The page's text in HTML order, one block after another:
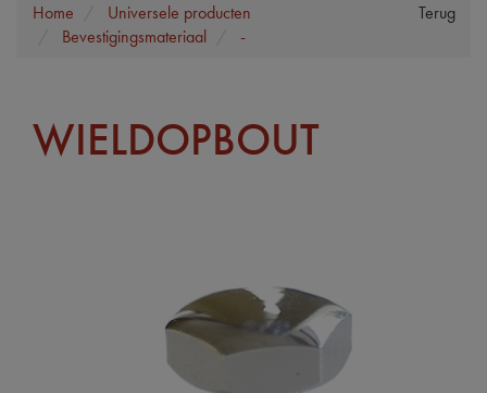
Terug
Home
Universele producten
Bevestigingsmateriaal
-
WIELDOPBOUT